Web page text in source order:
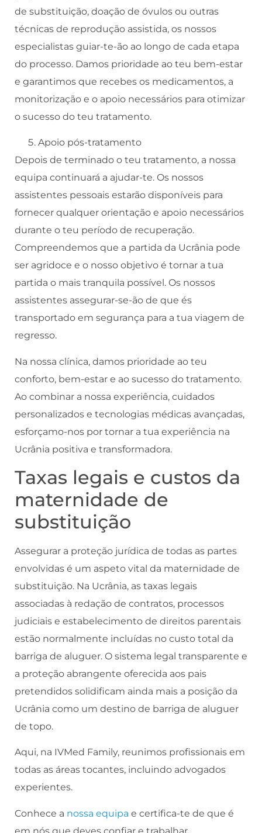
de substituição, doação de óvulos ou outras
técnicas de reprodução assistida, os nossos
especialistas guiar-te-ão ao longo de cada etapa
do processo. Damos prioridade ao teu bem-estar
e garantimos que recebes os medicamentos, a
monitorização e o apoio necessários para otimizar
o sucesso do teu tratamento.
Apoio pós-tratamento
Depois de terminado o teu tratamento, a nossa
equipa continuará a ajudar-te. Os nossos
assistentes pessoais estarão disponíveis para
fornecer qualquer orientação e apoio necessários
durante o teu período de recuperação.
Compreendemos que a partida da Ucrânia pode
ser agridoce e o nosso objetivo é tornar a tua
partida o mais tranquila possível. Os nossos
assistentes assegurar-se-ão de que és
transportado em segurança para a tua viagem de
regresso.
Na nossa clínica, damos prioridade ao teu
conforto, bem-estar e ao sucesso do tratamento.
Ao combinar a nossa experiência, cuidados
personalizados e tecnologias médicas avançadas,
esforçamo-nos por tornar a tua experiência na
Ucrânia positiva e transformadora.
Taxas legais e custos da
maternidade de
substituição
Assegurar a proteção jurídica de todas as partes
envolvidas é um aspeto vital da maternidade de
substituição. Na Ucrânia, as taxas legais
associadas à redação de contratos, processos
judiciais e estabelecimento de direitos parentais
estão normalmente incluídas no custo total da
barriga de aluguer. O sistema legal transparente e
a proteção abrangente oferecida aos pais
pretendidos solidificam ainda mais a posição da
Ucrânia como um destino de barriga de aluguer
de topo.
Aqui, na IVMed Family, reunimos profissionais em
todas as áreas tocantes, incluindo advogados
experientes.
Conhece a nossa equipa e certifica-te de que é